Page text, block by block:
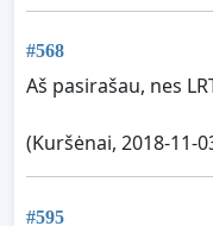
#568
Aš pasirašau, nes
(Kuršėnai, 2018-11-
#595